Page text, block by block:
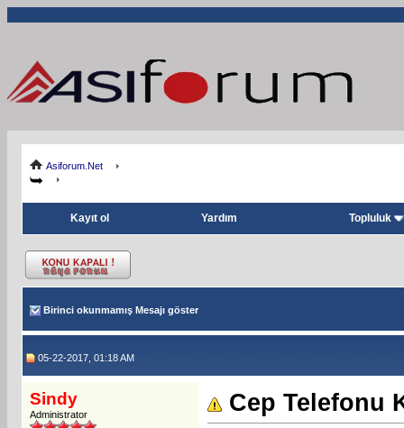
Asiforum.Net
Kayıt ol Yardım Topluluk
Birinci okunmamış Mesajı göster
05-22-2017, 01:18 AM
Sindy
Administrator Cep Telefonu